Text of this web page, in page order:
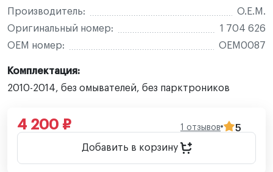
Производитель:
O.E.M.
Оригинальный номер:
1 704 626
OEM номер:
OEM0087
Комплектация:
2010-2014, без омывателей, без парктроников
4 200 ₽ 1 отзывов
5
Добавить в корзину